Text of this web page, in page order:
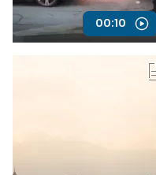
00:10